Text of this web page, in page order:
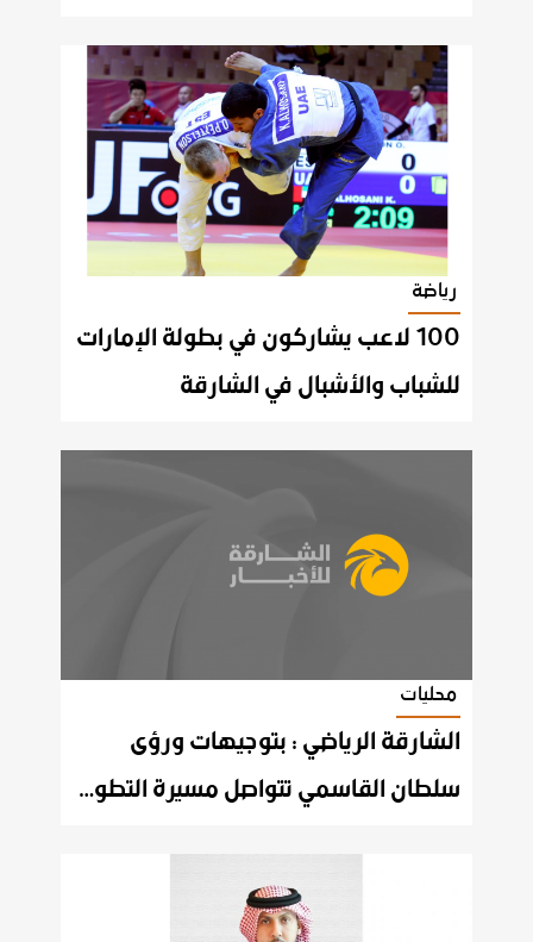
رياضة
100 لاعب يشاركون في بطولة الإمارات
للشباب والأشبال في الشارقة
محليات
الشارقة الرياضي : بتوجيهات ورؤى
سلطان القاسمي تتواصل مسيرة التطور و النماء